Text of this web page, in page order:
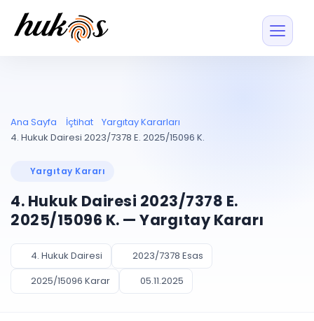
Entegrasyonu
UYAP ile otomatik
UYAP Evrak
Entegrasyonu
UETS Entegrasyonu
Tebligatları anında
Müvekkil ve taraf
Vekalet
PLANLAMA & TAKİP
Pano ve Takip
Blog
Ücretsiz Başlayın Giriş Yap
Ana Sayfa İçtihat
Yargıtay Kararları
4. Hukuk Dairesi 2023/7378 E. 2025/15096 K.
Yargıtay Kararı
4. Hukuk Dairesi 2023/7378 E.
2025/15096 K. — Yargıtay Kararı
4. Hukuk Dairesi
2023/7378 Esas
2025/15096 Karar
05.11.2025